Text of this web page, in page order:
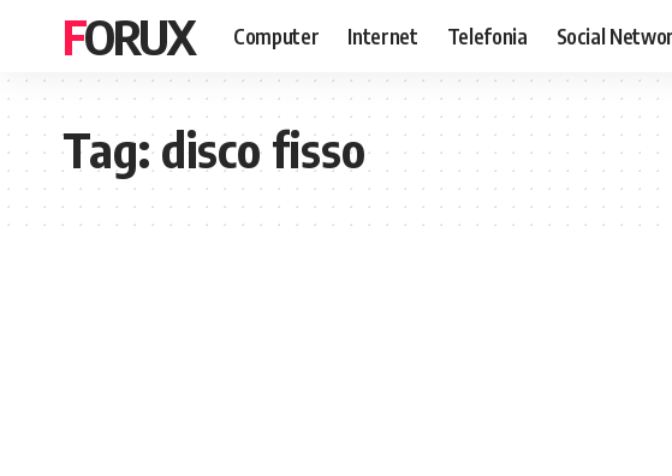
FORUX Computer Internet Telefonia Social
Tag:disco fisso